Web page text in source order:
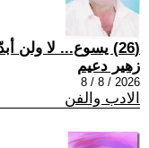
(26) يسوع... لا ولن أبدّلك بكلّ مجد الدنيا
زهير دعيم
2026 / 8 / 8
الادب والفن